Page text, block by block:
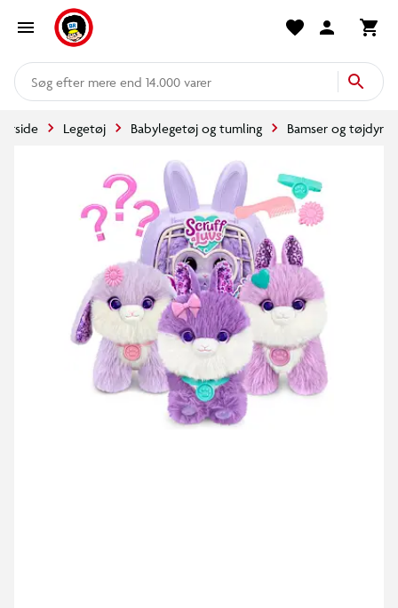
mere end 14.000 varer
Legetøj Babylegetøj og tumling Bamser og tøjdyr